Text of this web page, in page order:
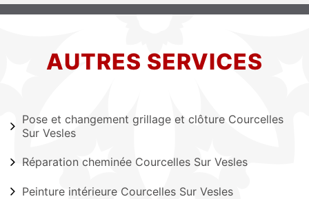
AUTRES SERVICES
Pose et changement grillage et clôture Courcelles
Sur Vesles
Réparation cheminée Courcelles Sur Vesles
Peinture intérieure Courcelles Sur Vesles